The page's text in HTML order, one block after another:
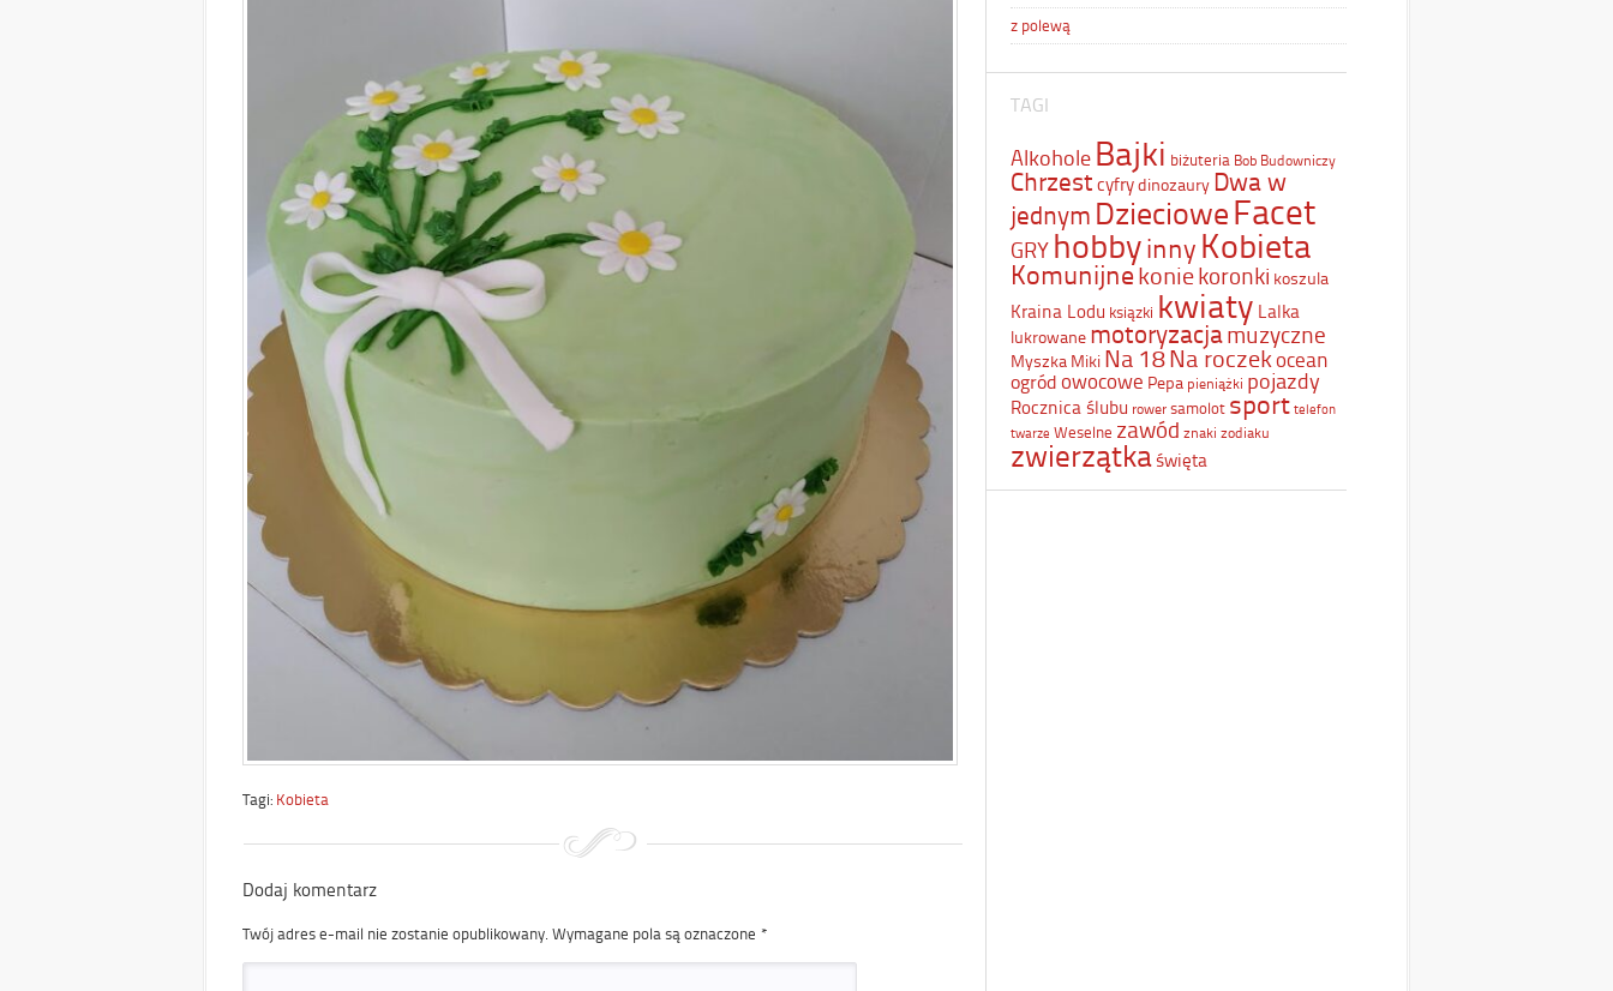
Tagi: Kobieta
Dodaj komentarz
Twój adres e-mail nie zostanie opublikowany. Wymagane pola są oznaczone *
z polewą
TAGI
Alkohole Bajki biżuteria Bob Budowniczy
Chrzest cyfrydinozaury Dwa w
jednym DziecioweFacet
GRY hobbyinny Kobieta
Komunijnekoniekoronki koszula
Kraina Lodu ksiązki kwiaty Lalka
lukrowane motoryzacjamuzyczne
Myszka Miki Na 18Na roczekocean
ogród owocowe Pepa pieniążki pojazdy
Rocznica ślubu rower samolot sport telefon
twarze Weselne zawód znaki zodiaku
zwierzątkaświęta